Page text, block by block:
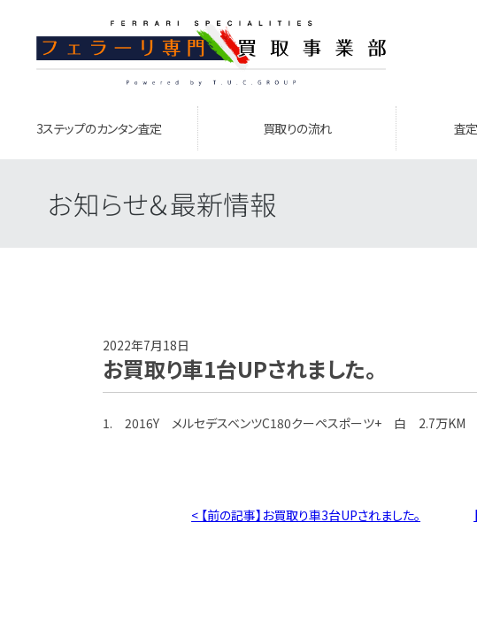
3ステップのカンタン査定 買取りの流れ 査
お知らせ＆最新情報
2022年7月18日
お買取り車1台UPされました。
1. 2016Y メルセデスベンツC180クーペスポーツ+ 白 2.7万KM
< 【前の記事】お買取り車3台UPされました。